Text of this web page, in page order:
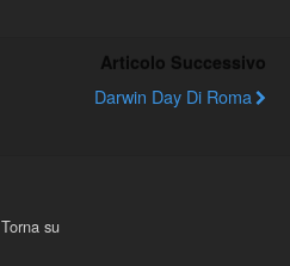
Articolo Successivo
Darwin Day Di Roma
Torna su